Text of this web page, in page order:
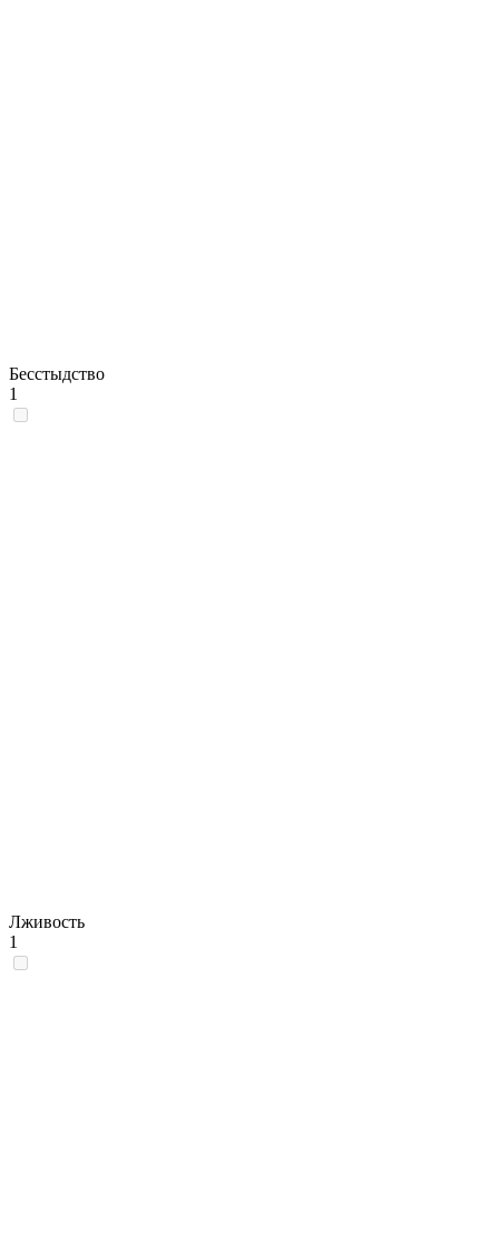
Бесстыдство
1
Лживость
1